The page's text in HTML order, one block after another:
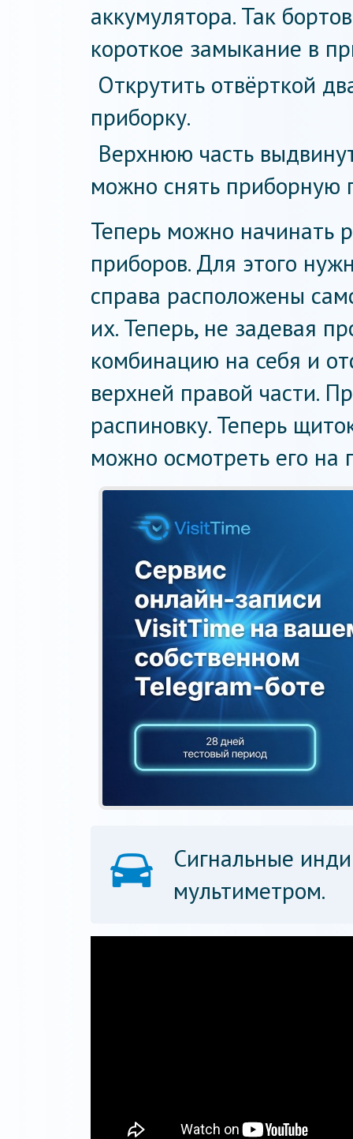
аккумулятора. Так
короткое замыкание в
Открутить отвёрткой
приборку.
Верхнюю часть
можно снять приборную
Теперь можно начинать
приборов. Для этого
справа расположены
их. Теперь, не задевая
комбинацию на себя и
верхней правой части.
распиновку. Теперь
можно осмотреть его на
Сигнальные
мультиметром.